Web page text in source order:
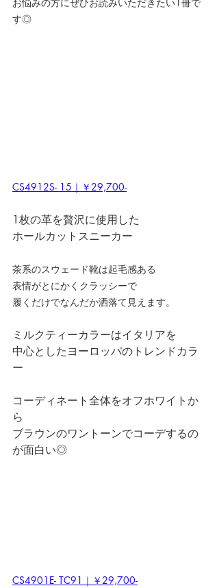
す◎
CS4912S- 15｜￥29,700-
1枚の革を贅沢に使用した
ホールカットスニーカー
茶系のスウェード靴は起毛感ある
表情がとにかくクラッシーで
履くだけでなんだか洒落て見えます。
ミルクティーカラーはイタリアを
中心としたヨーロッパのトレンドカラ
ー
コーディネート全体をオフホワイトか
ら
ブラウンのワントーンでコーデするの
が面白い◎
CS4901E- TC91｜￥29,700-